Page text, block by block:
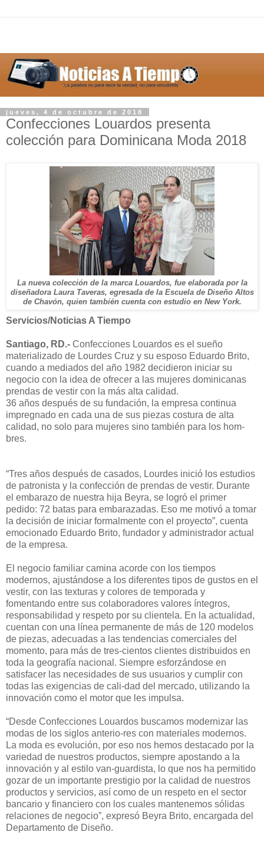
jueves, 4 de octubre de 2018
Confecciones Louardos presenta
colección para Dominicana Moda 2018
La nueva colección de la marca Louardos, fue elaborada por la
diseñadora Laura Taveras, egresada de la Escuela de Diseño Altos
de Chavón, quien también cuenta con estudio en New York.
Servicios/Noticias A Tiempo
Santiago, RD.- Confecciones Louardos es el sueño
materializado de Lourdes Cruz y su esposo Eduardo Brito,
cuando a mediados del año 1982 decidieron iniciar su
negocio con la idea de ofrecer a las mujeres dominicanas
prendas de vestir con la más alta calidad.
36 años después de su fundación, la empresa continua
impregnado en cada una de sus piezas costura de alta
calidad, no solo para mujeres sino también para los hom-
bres.
“Tres años después de casados, Lourdes inició los estudios
de patronista y la confección de prendas de vestir. Durante
el embarazo de nuestra hija Beyra, se logró el primer
pedido: 72 batas para embarazadas. Eso me motivó a tomar
la decisión de iniciar formalmente con el proyecto”, cuenta
emocionado Eduardo Brito, fundador y administrador actual
de la empresa.
El negocio familiar camina acorde con los tiempos
modernos, ajustándose a los diferentes tipos de gustos en el
vestir, con las texturas y colores de temporada y
fomentando entre sus colaboradores valores íntegros,
responsabilidad y respeto por su clientela. En la actualidad,
cuentan con una línea permanente de más de 120 modelos
de piezas, adecuadas a las tendencias comerciales del
momento, para más de tres-cientos clientes distribuidos en
toda la geografía nacional. Siempre esforzándose en
satisfacer las necesidades de sus usuarios y cumplir con
todas las exigencias de cali-dad del mercado, utilizando la
innovación como el motor que les impulsa.
“Desde Confecciones Louardos buscamos modernizar las
modas de los siglos anterio-res con materiales modernos.
La moda es evolución, por eso nos hemos destacado por la
variedad de nuestros productos, siempre apostando a la
innovación y al estilo van-guardista, lo que nos ha permitido
gozar de un importante prestigio por la calidad de nuestros
productos y servicios, así como de un respeto en el sector
bancario y financiero con los cuales mantenemos sólidas
relaciones de negocio”, expresó Beyra Brito, encargada del
Departamento de Diseño.